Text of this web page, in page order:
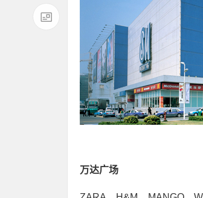
万达广场